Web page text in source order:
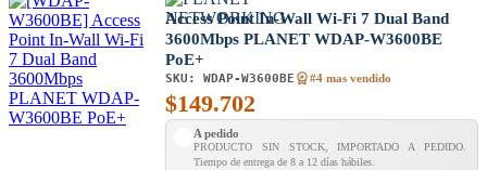
Access Point In-Wall Wi-Fi 7 Dual Band
3600Mbps PLANET WDAP-W3600BE
PoE+
SKU: WDAP-W3600BE #4 mas vendido
$149.702
A pedido
PRODUCTO SIN STOCK, IMPORTADO A PEDIDO.
Tiempo de entrega de 8 a 12 días hábiles.